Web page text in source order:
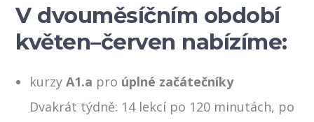
V dvouměsíčním období
květen–červen nabízíme:
kurzyA1.a pro úplné začátečníky
Dvakrát týdně: 14 lekcí po 120 minutách, po